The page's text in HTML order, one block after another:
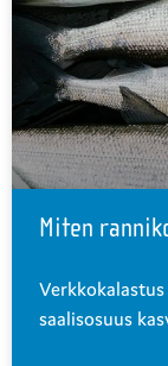
Miten
saalisosuus